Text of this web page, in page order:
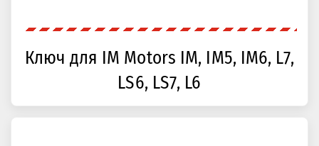
Ключ для IM Motors IM, IM5, IM6, L7,
LS6, LS7, L6